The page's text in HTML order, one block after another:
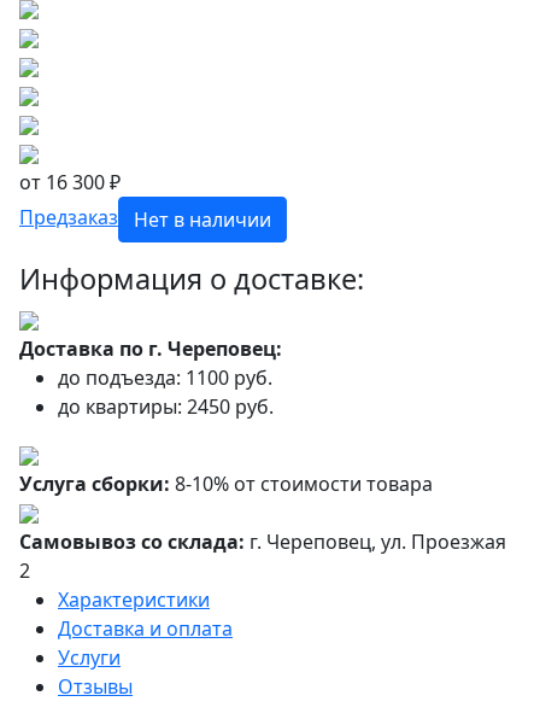
от 16 300 ₽
Предзаказ
Нет в наличии
Информация о доставке:
Доставка по г. Череповец:
до подъезда: 1100 руб.
до квартиры: 2450 руб.
Услуга сборки: 8-10% от стоимости товара
Самовывоз со склада: г. Череповец, ул. Проезжая
2
Характеристики
Доставка и оплата
Услуги
Отзывы